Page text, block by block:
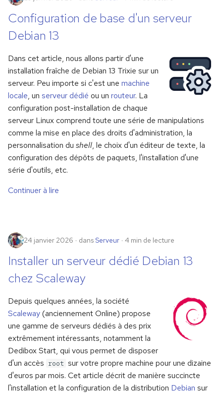
Configuration de base d'un serveur
Debian 13
Dans cet article, nous allons partir d'une
installation fraîche de Debian 13 Trixie sur un
serveur. Peu importe si c'est une machine
locale, un serveur dédié ou un routeur. La
configuration post-installation de chaque
serveur Linux comprend toute une série de manipulations
comme la mise en place des droits d'administration, la
personnalisation du shell, le choix d'un éditeur de texte, la
configuration des dépôts de paquets, l'installation d'une
série d'outils, etc.
Continuer à lire
24 janvier 2026 dansServeur 4 min de lecture
Installer un serveur dédié Debian 13
chez Scaleway
Depuis quelques années, la société
Scaleway(anciennement Online) propose
une gamme de serveurs dédiés à des prix
extrêmement intéressants, notamment la
Dedibox Start, qui vous permet de disposer
d'un accès root sur votre propre machine pour une dizaine
d'euros par mois. Cet article décrit de manière succincte
l'installation et la configuration de la distribution Debian sur